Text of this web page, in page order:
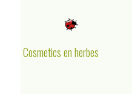
Cosmetics en herbes